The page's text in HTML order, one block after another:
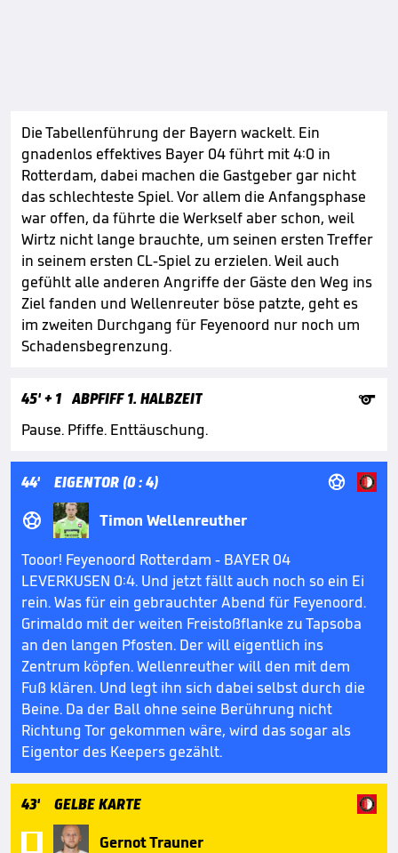
Die Tabellenführung der Bayern wackelt. Ein
gnadenlos effektives Bayer 04 führt mit 4:0 in
Rotterdam, dabei machen die Gastgeber gar nicht
das schlechteste Spiel. Vor allem die Anfangsphase
war offen, da führte die Werkself aber schon, weil
Wirtz nicht lange brauchte, um seinen ersten Treffer
in seinem ersten CL-Spiel zu erzielen. Weil auch
gefühlt alle anderen Angriffe der Gäste den Weg ins
Ziel fanden und Wellenreuter böse patzte, geht es
im zweiten Durchgang für Feyenoord nur noch um
Schadensbegrenzung.
45'+ 1 ABPFIFF 1. HALBZEIT

Pause. Pfiffe. Enttäuschung.
44' EIGENTOR (0 : 4) 

Timon Wellenreuther
Tooor! Feyenoord Rotterdam - BAYER 04
LEVERKUSEN 0:4. Und jetzt fällt auch noch so ein Ei
rein. Was für ein gebrauchter Abend für Feyenoord.
Grimaldo mit der weiten Freistoßflanke zu Tapsoba
an den langen Pfosten. Der will eigentlich ins
Zentrum köpfen. Wellenreuther will den mit dem
Fuß klären. Und legt ihn sich dabei selbst durch die
Beine. Da der Ball ohne seine Berührung nicht
Richtung Tor gekommen wäre, wird das sogar als
Eigentor des Keepers gezählt.
43' GELBE KARTE
Gernot Trauner